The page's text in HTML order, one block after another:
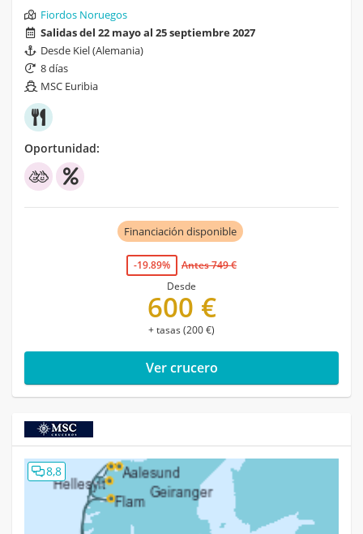
Fiordos Noruegos
Salidas del 22 mayo al 25 septiembre 2027
Desde Kiel (Alemania)
8 días
MSC Euribia
Oportunidad:
Financiación disponible
-19.89%
Antes 749 €
Desde
600 €
+ tasas (200 €)
Ver crucero
8,8